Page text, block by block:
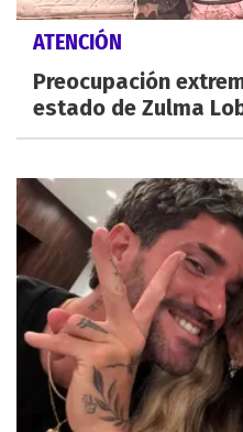
ATENCIÓN
Preocupación
estado de Zulma